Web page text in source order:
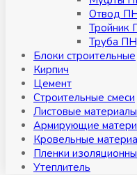
Отвод
Тройник
Труба
Блоки строительные
Кирпич
Цемент
Строительные смеси
Листовые материалы
Армирующие
Кровельные
Пленки
Утеплитель